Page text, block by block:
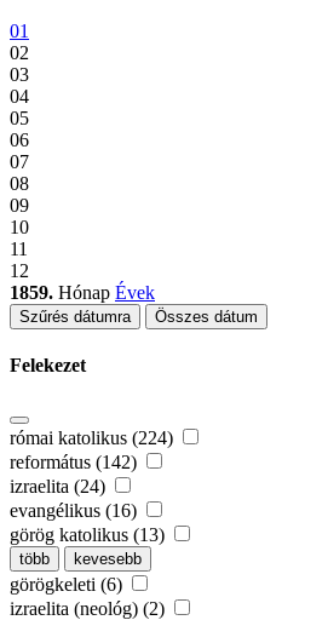
01
02
03
04
05
06
07
08
09
10
11
12
1859. Hónap Évek
Szűrés dátumra Összes dátum
Felekezet
római katolikus (224)
református (142)
izraelita (24)
evangélikus (16)
görög katolikus (13)
több kevesebb
görögkeleti (6)
izraelita (neológ) (2)